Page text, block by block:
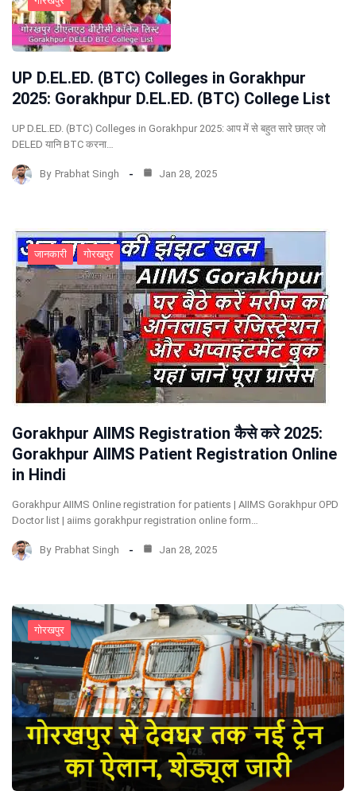
UP D.EL.ED. (BTC) Colleges in Gorakhpur
2025: Gorakhpur D.EL.ED. (BTC) College List
UP D.EL.ED. (BTC) Colleges in Gorakhpur 2025: आप में से बहुत सारे छात्र जो
DELED यानि BTC करना…
By Prabhat Singh Jan 28, 2025
जानकारी गोरखपुर
Gorakhpur AIIMS Registration कैसे करे 2025:
Gorakhpur AIIMS Patient Registration Online
in Hindi
Gorakhpur AIIMS Online registration for patients | AIIMS Gorakhpur OPD
Doctor list | aiims gorakhpur registration online form…
By Prabhat Singh Jan 28, 2025
गोरखपुर